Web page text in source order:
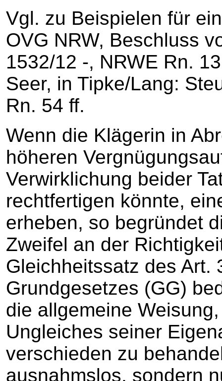
Vgl. zu Beispielen für
OVG NRW, Beschluss
1532/12 ‑, NRWE Rn.
Seer, in Tipke/Lang:
Rn. 54 ff.
Wenn die Klägerin in
höheren
Verwirklichung beider
rechtfertigen könnte,
erheben, so begründet
Zweifel an der
Gleichheitssatz des Art.
Grundgesetzes (GG)
die allgemeine
Ungleiches seiner
verschieden zu
ausnahmslos, sondern